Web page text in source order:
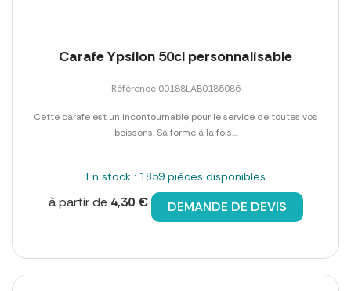
Carafe Ypsilon 50cl personnalisable
Référence 00188LAB0185086
Cette carafe est un incontournable pour le service de toutes vos
boissons. Sa forme à la fois...
En stock : 1859 pièces disponibles
à partir de 4,30 € DEMANDE DE DEVIS